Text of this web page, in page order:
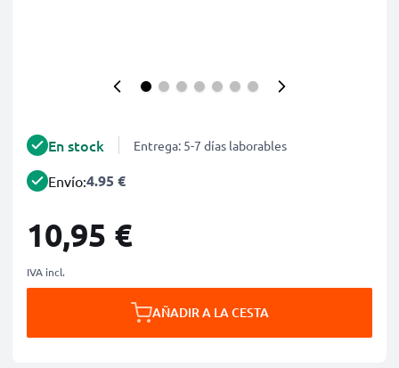
En stock Entrega: 5-7 días laborables
Envío:4.95 €
10,95 €
IVA incl.
AÑADIR A LA CESTA